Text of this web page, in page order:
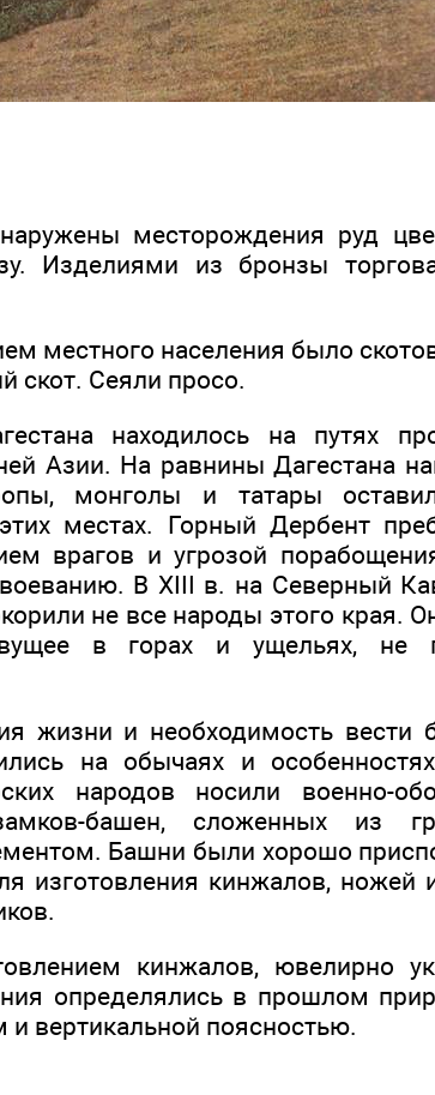
месторождения руд
Изделиями из бронзы
местного населения было
скот. Сеяли просо.
находилось на путях
Азии. На равнины Дагестана
монголы и татары
местах. Горный Дербент
врагов и угрозой
В XIII в. на Северный
не все народы этого края.
в горах и ущельях, не
жизни и необходимость вести
на обычаях и
народов носили военно-
башен, сложенных из
Башни были хорошо
изготовления кинжалов, ножей
кинжалов, ювелирно
определялись в прошлом
и вертикальной поясностью.